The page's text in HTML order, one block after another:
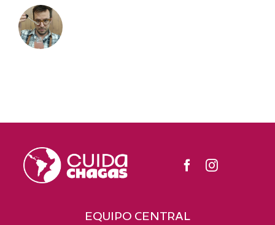
EQUIPO CENTRAL